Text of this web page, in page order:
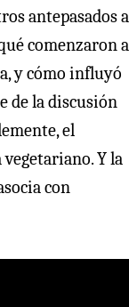
antepasados a
comenzaron a
y cómo influyó
de la discusión
el
Y la
con